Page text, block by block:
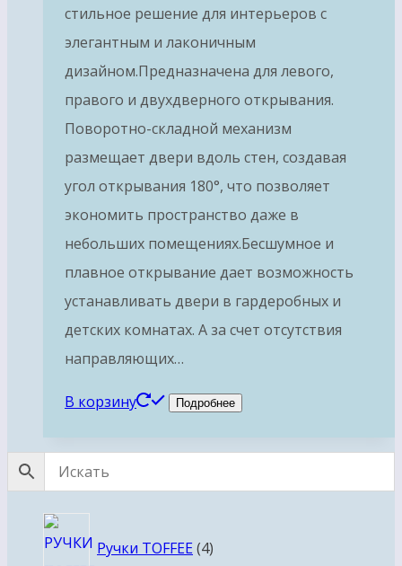
стильное решение для интерьеров с
элегантным и лаконичным
дизайном.Предназначена для левого,
правого и двухдверного открывания.
Поворотно-складной механизм
размещает двери вдоль стен, создавая
угол открывания 180°, что позволяет
экономить пространство даже в
небольших помещениях.Бесшумное и
плавное открывание дает возможность
устанавливать двери в гардеробных и
детских комнатах. А за счет отсутствия
направляющих…
В корзину Подробнее
Ручки TOFFEE 4товара